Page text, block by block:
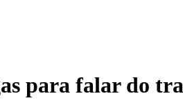
para falar do